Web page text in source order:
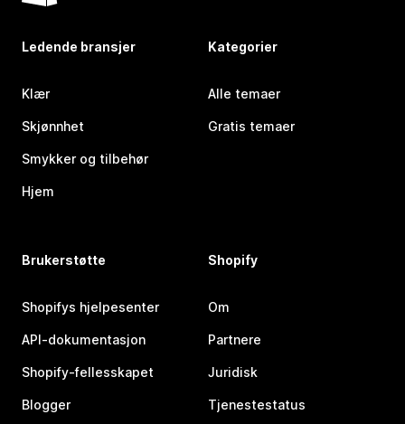
Ledende bransjer
Klær
Skjønnhet
Smykker og tilbehør
Hjem
Kategorier
Alle temaer
Gratis temaer
Brukerstøtte
Shopifys hjelpesenter
API-dokumentasjon
Shopify-fellesskapet
Blogger
Shopify
Om
Partnere
Juridisk
Tjenestestatus